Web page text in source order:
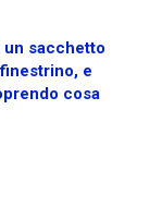
un sacchetto
e
cosa